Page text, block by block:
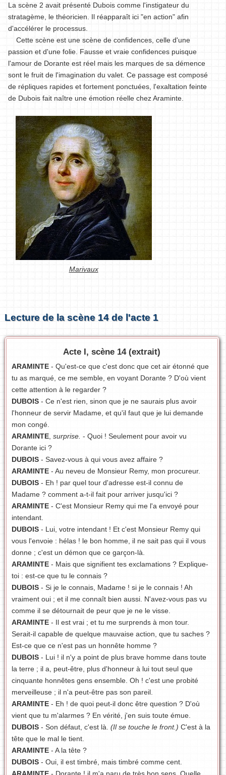
La scène 2 avait présenté Dubois comme l'instigateur du
stratagème, le théoricien. Il réapparaît ici "en action" afin
d'accélérer le processus.
Cette scène est une scène de confidences, celle d'une
passion et d'une folie. Fausse et vraie confidences puisque
l'amour de Dorante est réel mais les marques de sa démence
sont le fruit de l'imagination du valet. Ce passage est composé
de répliques rapides et fortement ponctuées, l'exaltation feinte
de Dubois fait naître une émotion réelle chez Araminte.
Marivaux
Lecture de la scène 14 de l'acte 1
Acte I, scène 14 (extrait)
ARAMINTE - Qu'est-ce que c'est donc que cet air étonné que
tu as marqué, ce me semble, en voyant Dorante ? D'où vient
cette attention à le regarder ?
DUBOIS - Ce n'est rien, sinon que je ne saurais plus avoir
l'honneur de servir Madame, et qu'il faut que je lui demande
mon congé.
ARAMINTE surprise. - Quoi ! Seulement pour avoir vu
Dorante ici ?
DUBOIS - Savez-vous à qui vous avez affaire ?
ARAMINTE - Au neveu de Monsieur Remy, mon procureur.
DUBOIS - Eh ! par quel tour d'adresse est-il connu de
Madame ? comment a-t-il fait pour arriver jusqu'ici ?
ARAMINTE - C'est Monsieur Remy qui me l'a envoyé pour
intendant.
DUBOIS - Lui, votre intendant ! Et c'est Monsieur Remy qui
vous l'envoie : hélas ! le bon homme, il ne sait pas qui il vous
donne ; c'est un démon que ce garçon-là.
ARAMINTE - Mais que signifient tes exclamations ? Explique-
toi : est-ce que tu le connais ?
DUBOIS - Si je le connais, Madame ! si je le connais ! Ah
vraiment oui ; et il me connaît bien aussi. N'avez-vous pas vu
comme il se détournait de peur que je ne le visse.
ARAMINTE - Il est vrai ; et tu me surprends à mon tour.
Serait-il capable de quelque mauvaise action, que tu saches ?
Est-ce que ce n'est pas un honnête homme ?
DUBOIS - Lui ! il n'y a point de plus brave homme dans toute
la terre ; il a, peut-être, plus d'honneur à lui tout seul que
cinquante honnêtes gens ensemble. Oh ! c'est une probité
merveilleuse ; il n'a peut-être pas son pareil.
ARAMINTE - Eh ! de quoi peut-il donc être question ? D'où
vient que tu m'alarmes ? En vérité, j'en suis toute émue.
DUBOIS - Son défaut, c'est là. (Il se touche le front.) C'est à la
tête que le mal le tient.
ARAMINTE - A la tête ?
DUBOIS - Oui, il est timbré, mais timbré comme cent.
ARAMINTE - Dorante ! il m'a paru de très bon sens. Quelle